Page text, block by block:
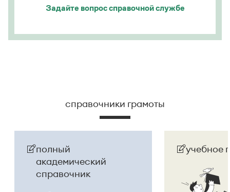
Задайте вопроссправочной службе
справочники грамоты
полный
академический
справочник
учебное